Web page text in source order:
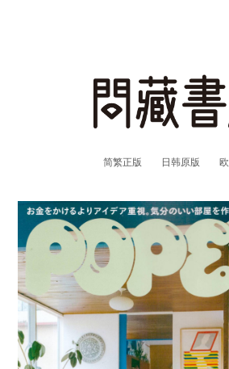
简繁正版 日韩原版